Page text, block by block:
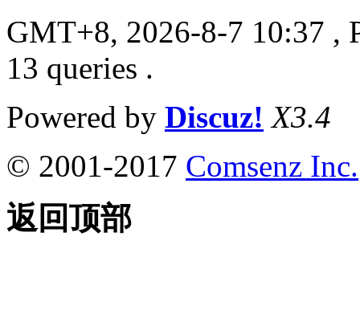
GMT+8, 2026-8-7 10:37 ,
13 queries .
Powered by Discuz! X3.4
© 2001-2017 Comsenz Inc.
返回顶部